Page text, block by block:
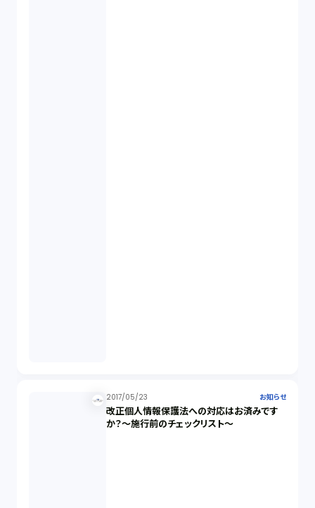
2017/05/23 お知らせ
改正個人情報保護法への対応はお済みです
か？～施行前のチェックリスト～